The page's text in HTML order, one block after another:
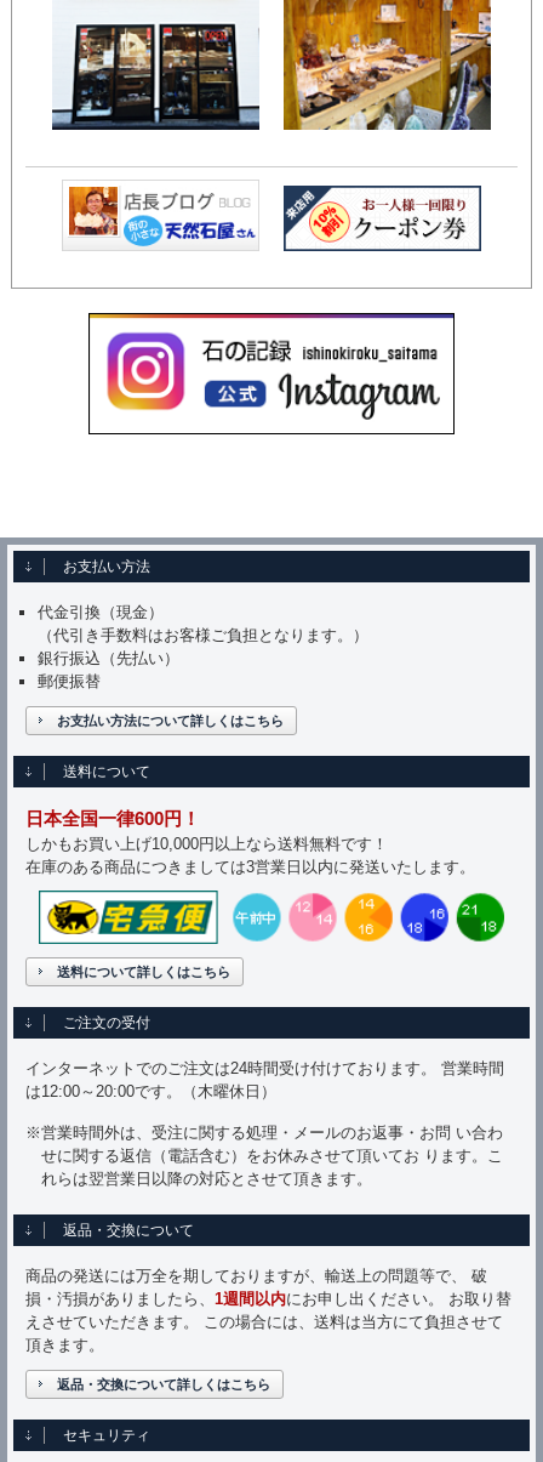
お支払い方法
代金引換（現金）
（代引き手数料はお客様ご負担となります。）
銀行振込（先払い）
郵便振替
お支払い方法について詳しくはこちら
送料について
日本全国一律600円！
しかもお買い上げ10,000円以上なら送料無料です！
在庫のある商品につきましては3営業日以内に発送いたします。
送料について詳しくはこちら
ご注文の受付
インターネットでのご注文は24時間受け付けております。 営業時間
は12:00～20:00です。（木曜休日）
※営業時間外は、受注に関する処理・メールのお返事・お問 い合わ
せに関する返信（電話含む）をお休みさせて頂いてお ります。こ
れらは翌営業日以降の対応とさせて頂きます。
返品・交換について
商品の発送には万全を期しておりますが、輸送上の問題等で、 破
損・汚損がありましたら、 1週間以内にお申し出ください。 お取り替
えさせていただきます。 この場合には、送料は当方にて負担させて
頂きます。
返品・交換について詳しくはこちら
セキュリティ